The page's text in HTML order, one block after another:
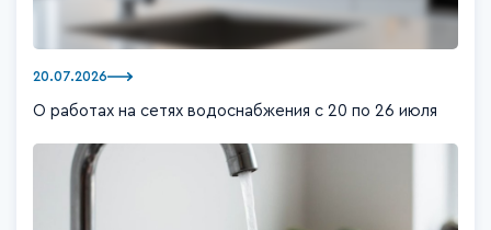
20.07.2026
О работах на сетях водоснабжения с 20 по 26 июля